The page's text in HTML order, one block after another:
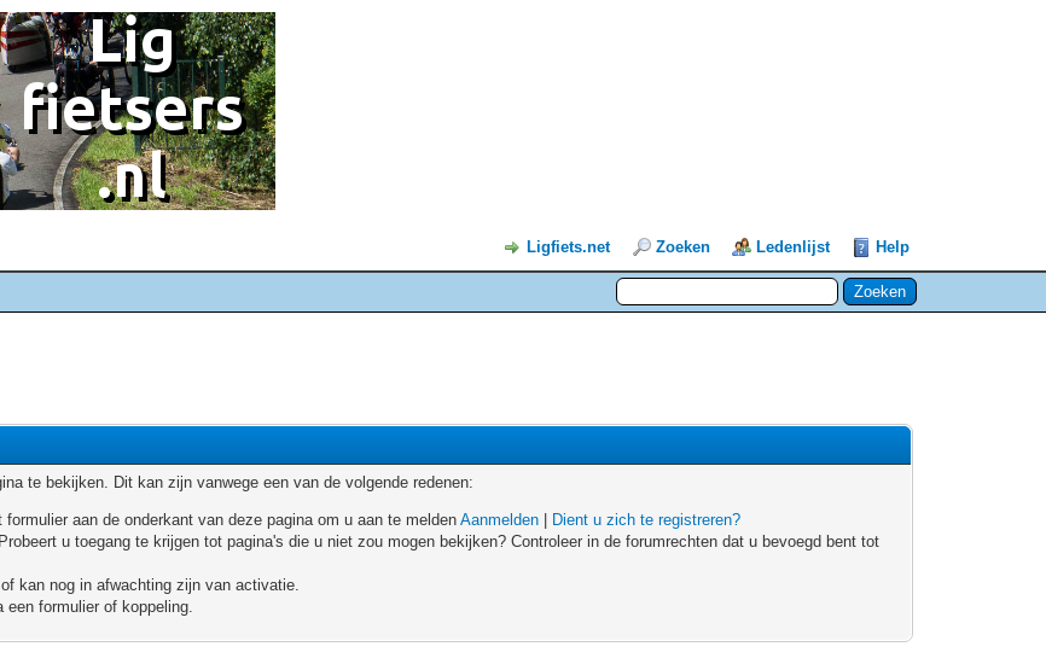
Ligfiets.net Zoeken Ledenlijst Help
te bekijken. Dit kan zijn vanwege een van de volgende redenen:
aan de onderkant van deze pagina om u aan te meldenAanmelden
Dient u zich te registreren?
u toegang te krijgen tot pagina's die u niet zou mogen bekijken? Controleer in de forumrechten dat u bevoegd bent tot
kan nog in afwachting zijn van activatie.
een formulier of koppeling.